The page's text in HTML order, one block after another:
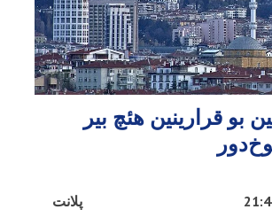
بو قرارینین هئچ بیر
پلانت